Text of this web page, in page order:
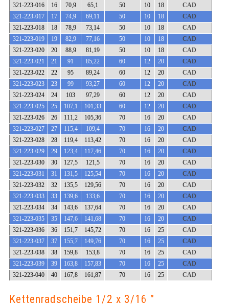
321-223-016
16 70,9 65,1 50 10 18
CAD
321-223-017
17 74,9 69,11 50 10 18
CAD
321-223-018
18 78,9 73,14 50 10 18
CAD
321-223-019
19 82,9 77,16 50 10 18
CAD
321-223-020
20 88,9 81,19 50 10 18
CAD
321-223-021
21 91 85,22 60 12 20
CAD
321-223-022
22 95 89,24 60 12 20
CAD
321-223-023
23 99 93,27 60 12 20
CAD
321-223-024
24 103 97,29 60 12 20
CAD
321-223-025
25 107,1 101,33 60 12 20
CAD
321-223-026
26 111,2 105,36 70 16 20
CAD
321-223-027
27 115,4 109,4 70 16 20
CAD
321-223-028
28 119,4 113,42 70 16 20
CAD
321-223-029
29 123,4 117,46 70 16 20
CAD
321-223-030
30 127,5 121,5 70 16 20
CAD
321-223-031
31 131,5 125,54 70 16 20
CAD
321-223-032
32 135,5 129,56 70 16 20
CAD
321-223-033
33 139,6 133,6 70 16 20
CAD
321-223-034
34 143,6 137,64 70 16 20
CAD
321-223-035
35 147,6 141,68 70 16 20
CAD
321-223-036
36 151,7 145,72 70 16 25
CAD
321-223-037
37 155,7 149,76 70 16 25
CAD
321-223-038
38 159,8 153,8 70 16 25
CAD
321-223-039
39 163,8 157,83 70 16 25
CAD
321-223-040
40 167,8 161,87 70 16 25 CAD
Kettenradscheibe 1/2 x 3/16 "